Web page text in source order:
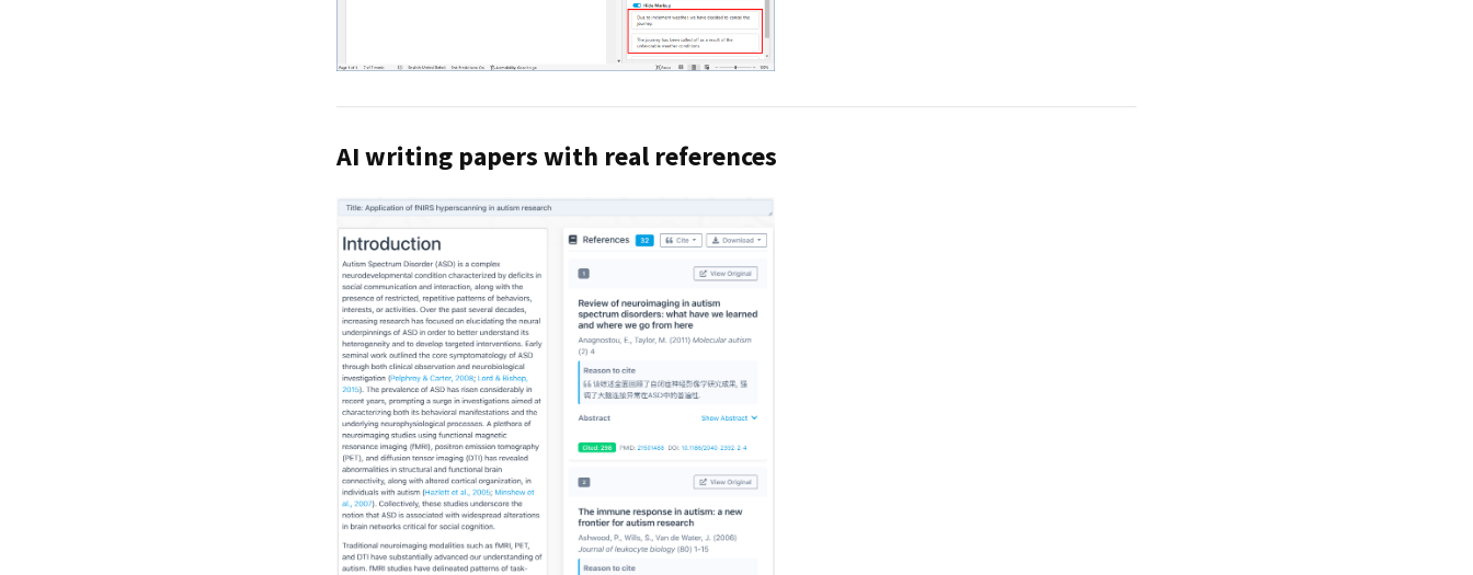
AI writing papers with real references